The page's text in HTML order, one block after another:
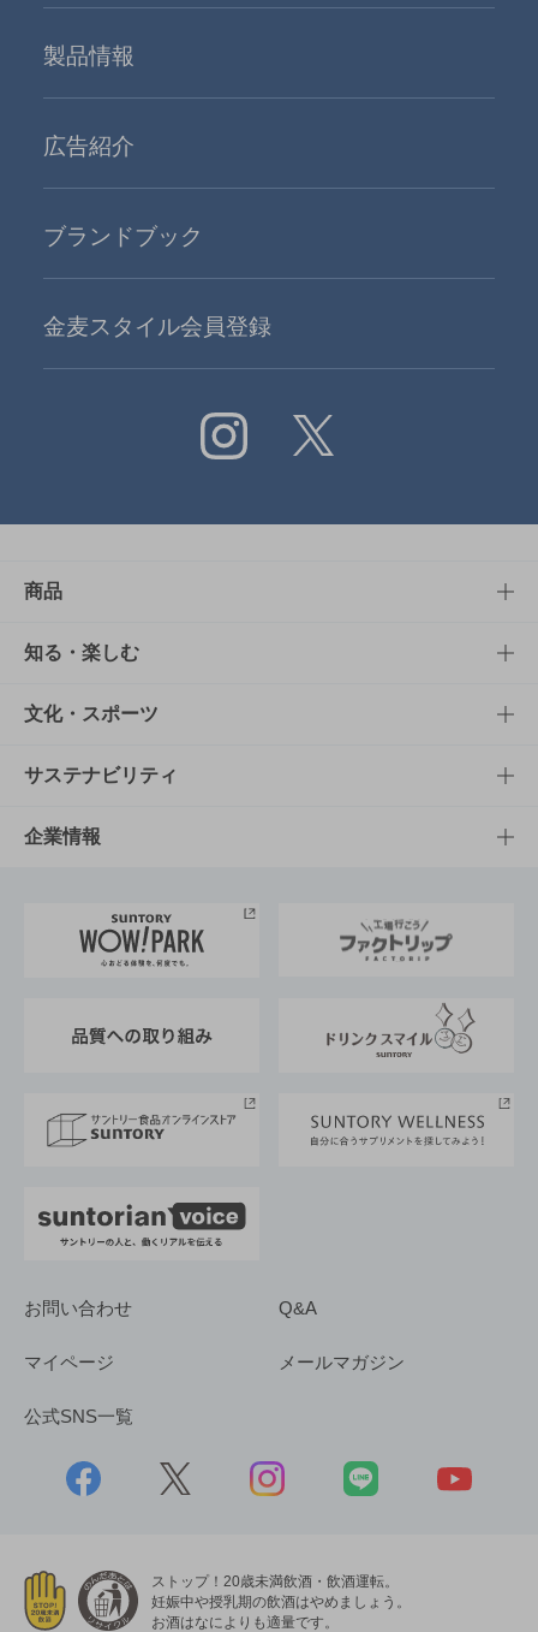
製品情報
広告紹介
ブランドブック
金麦スタイル会員登録
Instagram
商品
商品TOP
商品一覧
商品発売情報
栄養成分一覧
知る・楽しむ
知る・楽しむTOP
キャンペーン
工場見学
地域情報
文化・スポーツ
文化・スポーツTOP
サントリーホール
サントリーサンバーズ大阪
サステナビリティ
サステナビリティTOP
サントリーが考えるサステナビリティ経営
企業情報
企業概要
採用情報
お問い合わせ Q&A
マイページ メールマガジン
公式SNS一覧
ストップ！20歳未満飲酒・飲酒運転。
妊娠中や授乳期の飲酒はやめましょう。
お酒はなによりも適量です。